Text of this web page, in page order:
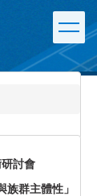
討會
族群主體性」